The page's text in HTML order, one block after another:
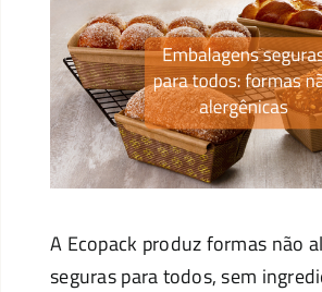
A Ecopack produz formas não
seguras para todos, sem